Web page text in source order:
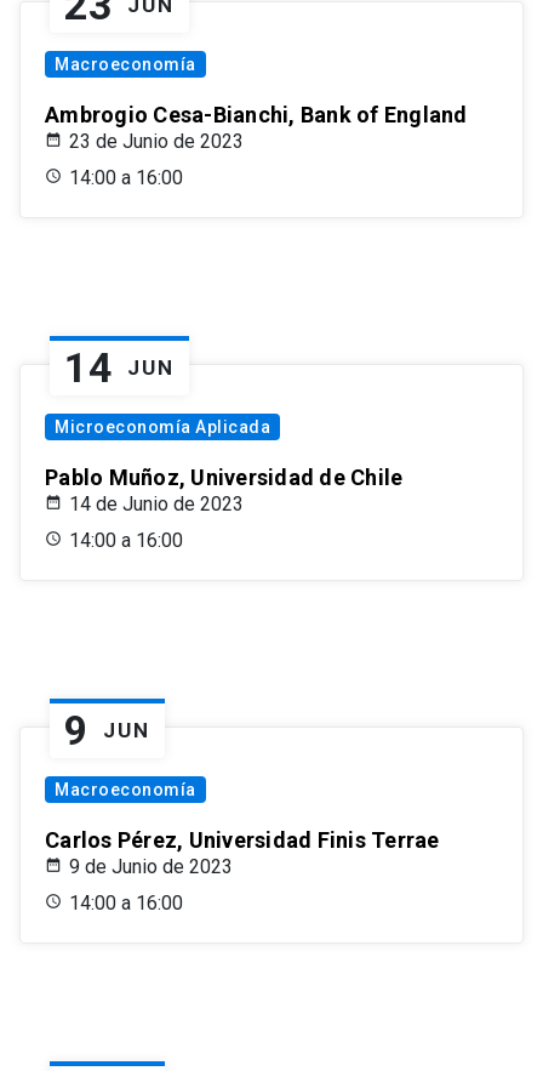
JUN
Macroeconomía
Ambrogio Cesa-Bianchi, Bank of England
23 de Junio de 2023
14:00 a 16:00
14 JUN
Microeconomía Aplicada
Pablo Muñoz, Universidad de Chile
14 de Junio de 2023
14:00 a 16:00
9 JUN
Macroeconomía
Carlos Pérez, Universidad Finis Terrae
9 de Junio de 2023
14:00 a 16:00